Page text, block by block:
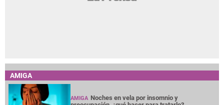
AMIGA
AMIGA Noches en vela por insomnio y